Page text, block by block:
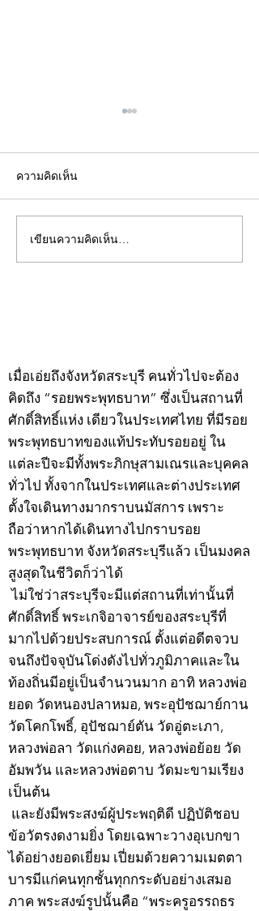
คอลัมน์"จับชีพจรวงการ
พระ"ประจำพุธที่ 29
ความคิดเห็น
เขียนความคิดเห็น…
เมื่อเอ่ยถึงจังหวัดสระบุรี คนทั่วไปจะต้อง
คิดถึง “รอยพระพุทธบาท” ซึ่งเป็นสถานที่
ศักดิ์สิทธิ์แห่ง เดียวในประเทศไทย ที่มีรอย
พระพุทธบาทของแท้ประทับรอยอยู่ ใน
แต่ละปีจะมีทั้งพระภิกษุสามเณรและบุคคล
ทั่วไป ทั้งจากในประเทศและต่างประเทศ
ตั้งใจเดินทางมากราบนมัสการ เพราะ
ถือว่าหากได้เดินทางไปกราบรอย
พระพุทธบาท จังหวัดสระบุรีแล้ว เป็นมงคล
สูงสุดในชีวิตก็ว่าได้
ไม่ใช่ว่าสระบุรีจะมีแต่สถานที่เท่านั้นที่
ศักดิ์สิทธิ์ พระเกจิอาจารย์ของสระบุรีที่
มากไปด้วยประสบการณ์ ตั้งแต่อดีตจวบ
จนถึงปัจจุบันโด่งดังไปทั่วภูมิภาคและใน
ท้องถิ่นมีอยู่เป็นจำนวนมาก อาทิ หลวงพ่อ
ยอด วัดหนองปลาหมอ, พระอุปัชฌาย์กาน
วัดโคกโพธิ์, อุปัชฌาย์ตัน วัดอู่ตะเภา,
หลวงพ่อลา วัดแก่งคอย, หลวงพ่อย้อย วัด
อัมพวัน และหลวงพ่อตาบ วัดมะขามเรียง
เป็นต้น
และยังมีพระสงฆ์ผู้ประพฤติดี ปฏิบัติชอบ
ข้อวัตรงดงามยิ่ง โดยเฉพาะวางอุเบกขา
ได้อย่างยอดเยี่ยม เปี่ยมด้วยความเมตตา
บารมีแก่คนทุกชั้นทุกกระดับอย่างเสมอ
ภาค พระสงฆ์รูปนั้นคือ “พระครูอรรถธร